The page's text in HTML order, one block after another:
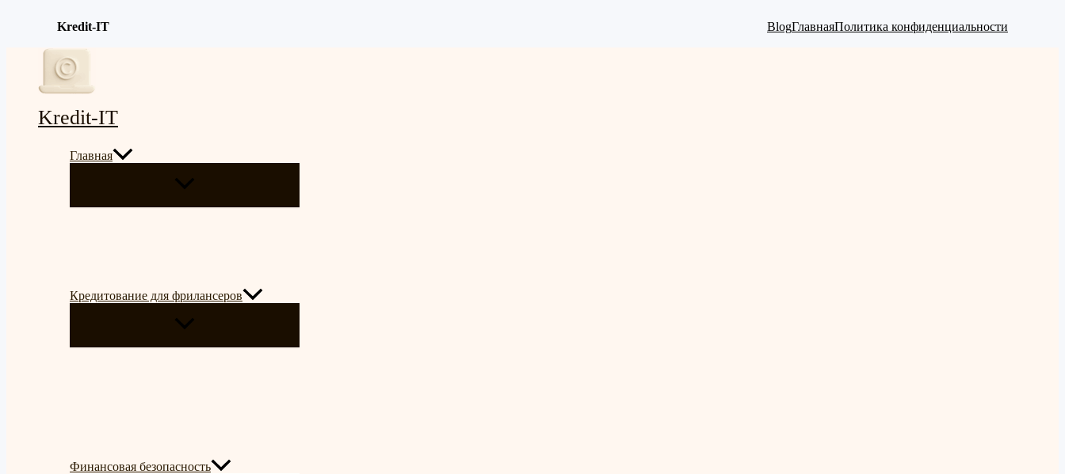
Kredit-IT BlogГлавнаяПолитика конфиденциальности
Kredit-IT
Главная
ПЕРЕКЛЮЧАТЕЛЬ
МЕНЮ
Кредитование для фрилансеров
ПЕРЕКЛЮЧАТЕЛЬ
МЕНЮ
Финансовая безопасность